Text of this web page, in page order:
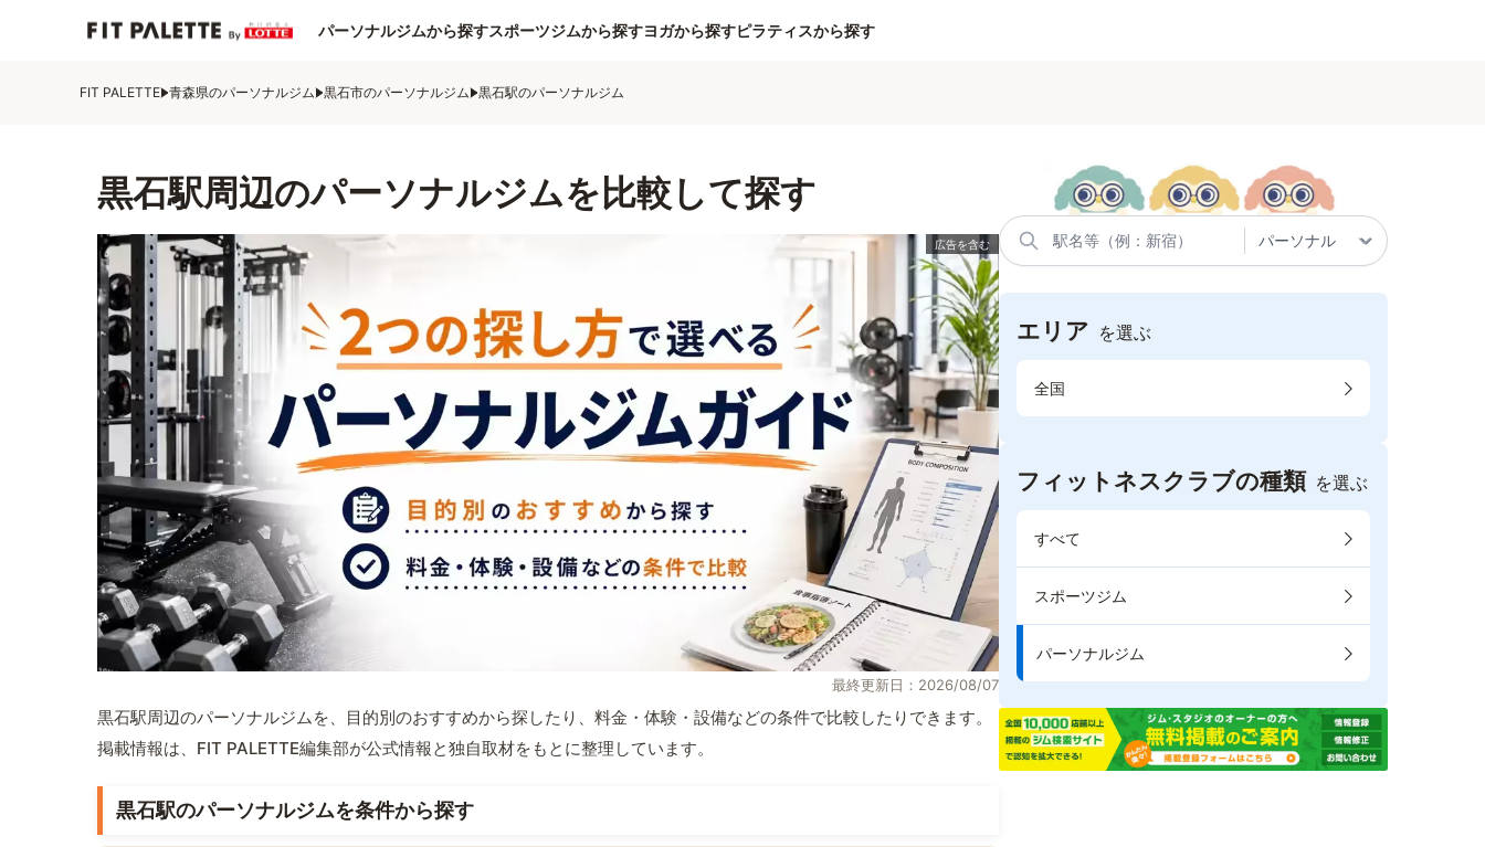
パーソナルジムから探すスポーツジムから探すヨガから探すピラティスから探す
FIT PALETTE 青森県のパーソナルジム 黒石市のパーソナルジム 黒石駅のパーソナルジム
黒石駅周辺のパーソナルジムを比較して探す
最終更新日：2026/08/07
黒石駅周辺のパーソナルジムを、目的別のおすすめから探したり、料金・体験・設備などの条件で比較したりできます。
掲載情報は、FIT PALETTE編集部が公式情報と独自取材をもとに整理しています。
黒石駅のパーソナルジムを条件から探す
エリア を選ぶ
全国
フィットネスクラブの種類 を選ぶ
すべて
スポーツジム
パーソナルジム